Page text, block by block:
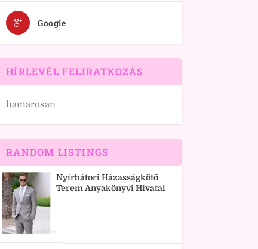
Google
HÍRLEVÉL FELIRATKOZÁS
hamarosan
RANDOM LISTINGS
Nyírbátori Házasságkötő
Terem Anyakönyvi Hivatal